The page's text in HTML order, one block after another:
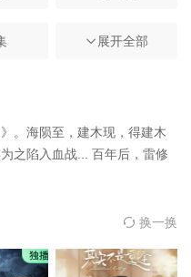
第06集
第12集
展开全部
。海陨至，建木现，得建木
之陷入血战... 百年后，雷修
孤女小棒槌，因缘际会下两
也从好友到互相倾慕，最终
姜黎非。这闻所未闻的资
换一换